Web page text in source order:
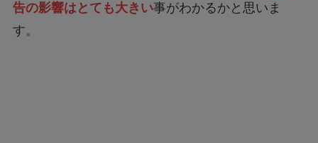
告の影響はとても大きい事がわかるかと思いま
す。